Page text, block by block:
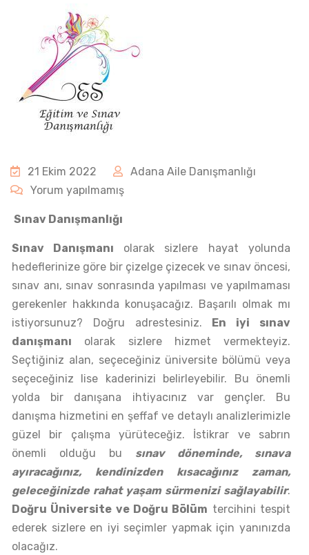
21 Ekim 2022
Adana Aile Danışmanlığı
Yorum yapılmamış
Sınav Danışmanlığı
Sınav Danışmanı olarak sizlere hayat yolunda
hedeflerinize göre bir çizelge çizecek ve sınav öncesi,
sınav anı, sınav sonrasında yapılması ve yapılmaması
gerekenler hakkında konuşacağız. Başarılı olmak mı
istiyorsunuz? Doğru adrestesiniz. En iyi sınav
danışmanı olarak sizlere hizmet vermekteyiz.
Seçtiğiniz alan, seçeceğiniz üniversite bölümü veya
seçeceğiniz lise kaderinizi belirleyebilir. Bu önemli
yolda bir danışana ihtiyacınız var gençler. Bu
danışma hizmetini en şeffaf ve detaylı analizlerimizle
güzel bir çalışma yürüteceğiz. İstikrar ve sabrın
önemli olduğu bu
sınav döneminde, sınava
ayıracağınız, kendinizden kısacağınız zaman,
geleceğinizde rahat yaşam sürmenizi sağlayabilir.
Doğru Üniversite ve Doğru Bölüm tercihini tespit
ederek sizlere en iyi seçimler yapmak için yanınızda
olacağız.